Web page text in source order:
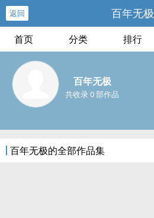
返回 百年无极
首页 分类 排行
百年无极
共收录 0 部作品
百年无极的全部作品集